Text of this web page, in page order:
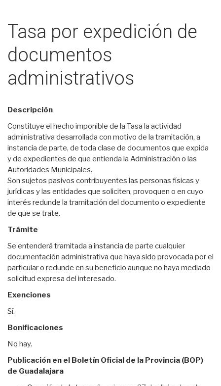
Tasa por expedición de
documentos
administrativos
Descripción
Constituye el hecho imponible de la Tasa la actividad
administrativa desarrolla­da con motivo de la tramitación, a
instancia de parte, de toda clase de documentos que expida
y de expedientes de que entienda la Administración o las
Autoridades Municipales.
Son sujetos pasivos contribuyentes las personas físicas y
jurídicas y las entidades que soliciten, provoquen o en cuyo
interés redunde la tramitación del documento o expediente
de que se trate.
Trámite
Se entenderá tramitada a instancia de parte cualquier
documentación administrativa que haya sido provocada por el
particular o redunde en su beneficio aunque no haya mediado
solicitud expresa del interesado.
Exenciones
Sí.
Bonificaciones
No hay.
Publicación en el Boletín Oficial de la Provincia (BOP)
de Guadalajara